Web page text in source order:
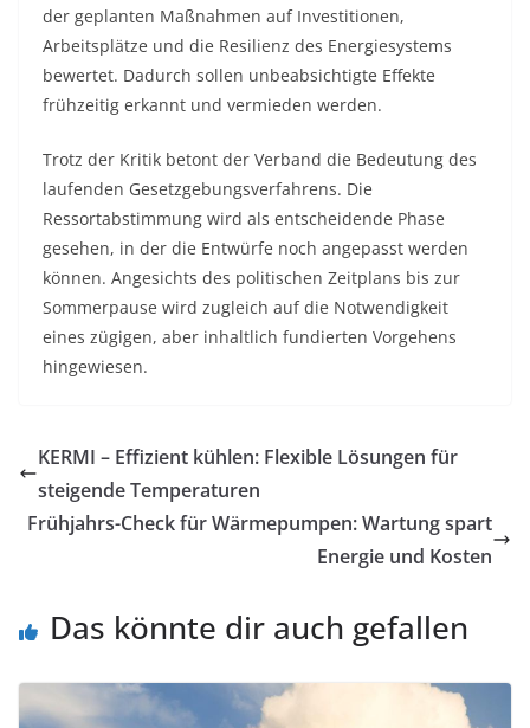
der geplanten Maßnahmen auf Investitionen,
Arbeitsplätze und die Resilienz des Energiesystems
bewertet. Dadurch sollen unbeabsichtigte Effekte
frühzeitig erkannt und vermieden werden.
Trotz der Kritik betont der Verband die Bedeutung des
laufenden Gesetzgebungsverfahrens. Die
Ressortabstimmung wird als entscheidende Phase
gesehen, in der die Entwürfe noch angepasst werden
können. Angesichts des politischen Zeitplans bis zur
Sommerpause wird zugleich auf die Notwendigkeit
eines zügigen, aber inhaltlich fundierten Vorgehens
hingewiesen.
KERMI – Effizient kühlen: Flexible Lösungen für
steigende Temperaturen
Frühjahrs-Check für Wärmepumpen: Wartung spart
Energie und Kosten
Das könnte dir auch gefallen